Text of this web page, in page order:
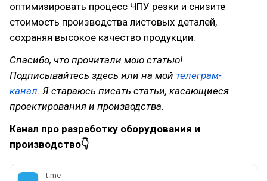
оптимизировать процесс ЧПУ резки и снизите
стоимость производства листовых деталей,
сохраняя высокое качество продукции.
Спасибо, что прочитали мою статью!
Подписывайтесь здесь или на мой телеграм-
канал. Я стараюсь писать статьи, касающиеся
проектирования и производства.
Канал про разработку оборудования и
производство👇
t.me